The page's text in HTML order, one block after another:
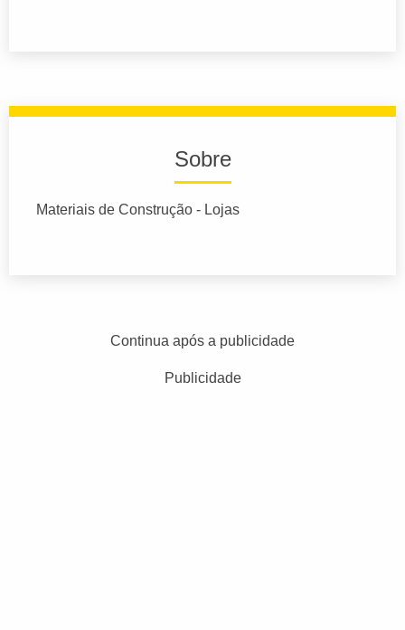
Sobre
Materiais de Construção - Lojas
Continua após a publicidade
Publicidade